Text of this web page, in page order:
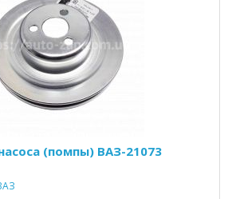
(помпы) ВАЗ-21073